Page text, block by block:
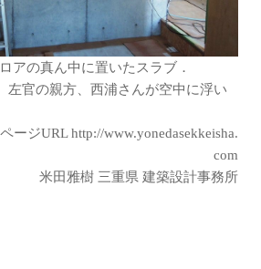
アの真ん中に置いたスラブ．
左官の親方、西浦さんが空中に浮い
ージURLhttp://www.yonedasekkeisha.
com
米田雅樹 三重県 建築設計事務所